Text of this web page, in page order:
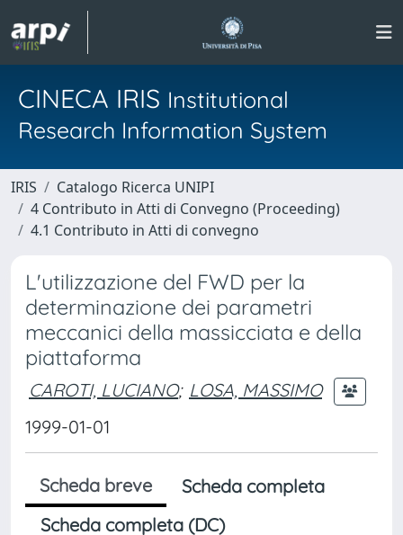
CINECA IRIS Institutional
Research Information System
IRIS
Catalogo Ricerca UNIPI
4 Contributo in Atti di Convegno (Proceeding)
4.1 Contributo in Atti di convegno
L'utilizzazione del FWD per la
determinazione dei parametri
meccanici della massicciata e della
piattaforma
CAROTI, LUCIANO; LOSA, MASSIMO
1999-01-01
Scheda breve
Scheda completa
Scheda completa (DC)